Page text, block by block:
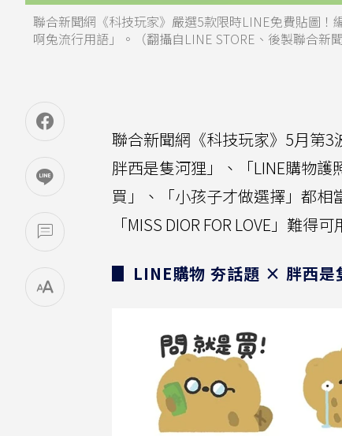
聯合新聞網《科技玩家》嚴選5款限時LINE免費貼圖
啊兔流行用語」。（翻攝自LINE STORE、後製聯合新
聯合新聞網《科技玩家》5月第3
胖西是隻河狸」、「LINE購物
買」、「小孩子才做選擇」都相
「MISS DIOR FOR LOVE」難
▊ LINE購物 夯話題 × 胖西是